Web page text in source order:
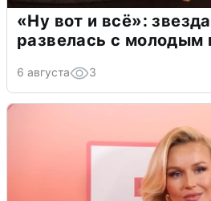
«Ну вот и всё»:
развелась с
6 августа 3